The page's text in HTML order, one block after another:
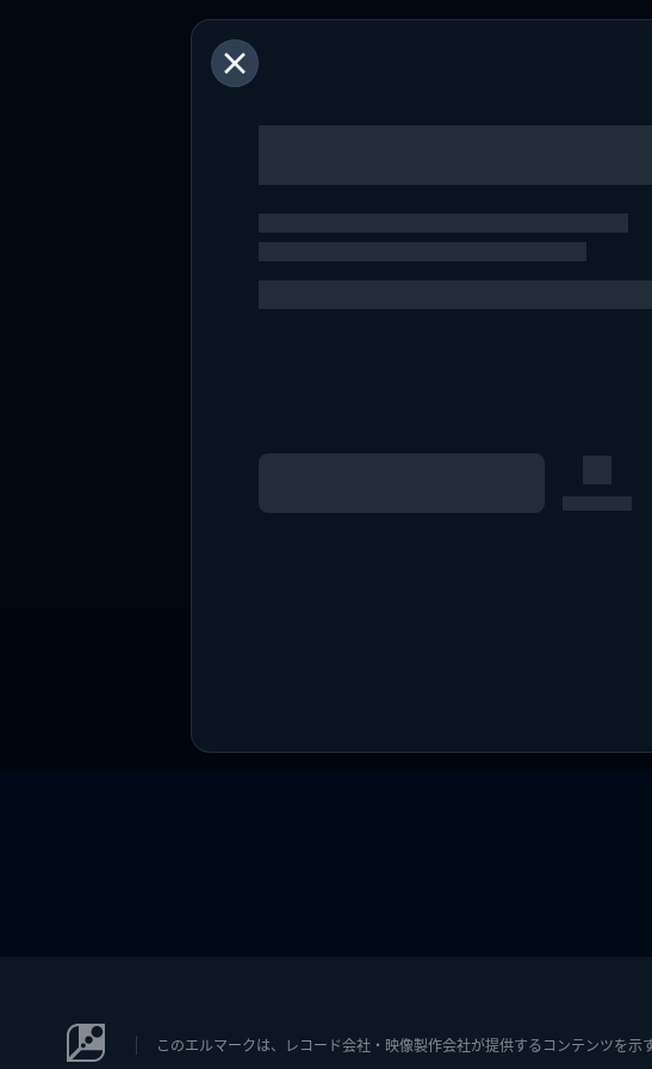
このエルマークは、レコード会社・映像製作会社が提供するコンテンツを示